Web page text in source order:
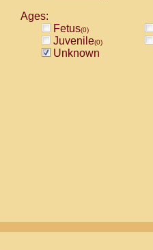
Ages:
Fetus(0)
Juvenile(0)
Unknown